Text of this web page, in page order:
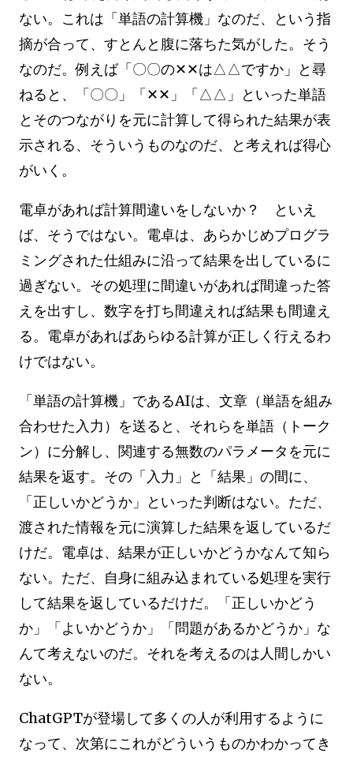
ない。これは「単語の計算機」なのだ、という指
摘が合って、すとんと腹に落ちた気がした。そう
なのだ。例えば「〇〇の✕✕は△△ですか」と尋
ねると、「〇〇」「✕✕」「△△」といった単語
とそのつながりを元に計算して得られた結果が表
示される、そういうものなのだ、と考えれば得心
がいく。
電卓があれば計算間違いをしないか？ といえ
ば、そうではない。電卓は、あらかじめプログラ
ミングされた仕組みに沿って結果を出しているに
過ぎない。その処理に間違いがあれば間違った答
えを出すし、数字を打ち間違えれば結果も間違え
る。電卓があればあらゆる計算が正しく行えるわ
けではない。
「単語の計算機」であるAIは、文章（単語を組み
合わせた入力）を送ると、それらを単語（トーク
ン）に分解し、関連する無数のパラメータを元に
結果を返す。その「入力」と「結果」の間に、
「正しいかどうか」といった判断はない。ただ、
渡された情報を元に演算した結果を返しているだ
けだ。電卓は、結果が正しいかどうかなんて知ら
ない。ただ、自身に組み込まれている処理を実行
して結果を返しているだけだ。「正しいかどう
か」「よいかどうか」「問題があるかどうか」な
んて考えないのだ。それを考えるのは人間しかい
ない。
ChatGPTが登場して多くの人が利用するように
なって、次第にこれがどういうものかわかってき